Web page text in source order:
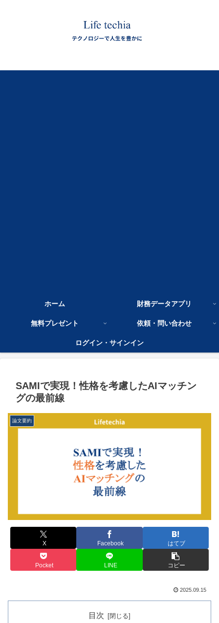
ホーム 財務データアプリ
無料プレゼント 依頼・問い合わせ
ログイン・サインイン
SAMIで実現！性格を考慮したAIマッチン
グの最前線
論文要約
X Facebook はてブ
Pocket LINE コピー
2025.09.15
目次